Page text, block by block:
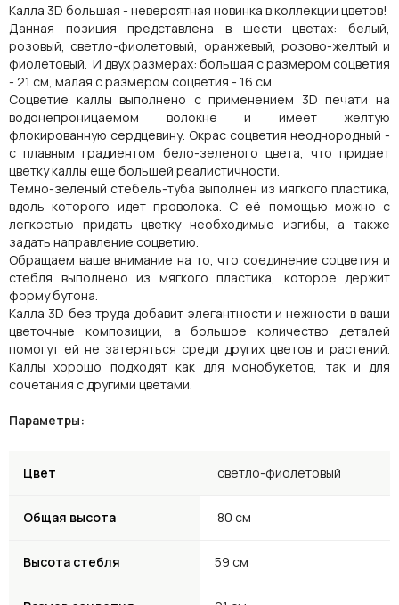
Калла 3D большая - невероятная новинка в коллекции цветов!
Данная позиция представлена в шести цветах: белый,
розовый, светло-фиолетовый, оранжевый, розово-желтый и
фиолетовый. И двух размерах: большая с размером соцветия
- 21 см, малая с размером соцветия - 16 см.
Соцветие каллы выполнено с применением 3D печати на
водонепроницаемом волокне и имеет желтую
флокированную сердцевину. Окрас соцветия неоднородный -
с плавным градиентом бело-зеленого цвета, что придает
цветку каллы еще большей реалистичности.
Темно-зеленый стебель-туба выполнен из мягкого пластика,
вдоль которого идет проволока. С её помощью можно с
легкостью придать цветку необходимые изгибы, а также
задать направление соцветию.
Обращаем ваше внимание на то, что соединение соцветия и
стебля выполнено из мягкого пластика, которое держит
форму бутона.
Калла 3D без труда добавит элегантности и нежности в ваши
цветочные композиции, а большое количество деталей
помогут ей не затеряться среди других цветов и растений.
Каллы хорошо подходят как для монобукетов, так и для
сочетания с другими цветами.
Параметры:
Цвет светло-фиолетовый
Общая высота 80 см
Высота стебля 59 см